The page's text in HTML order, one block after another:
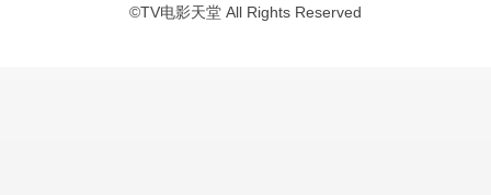
©TV电影天堂 All Rights Reserved